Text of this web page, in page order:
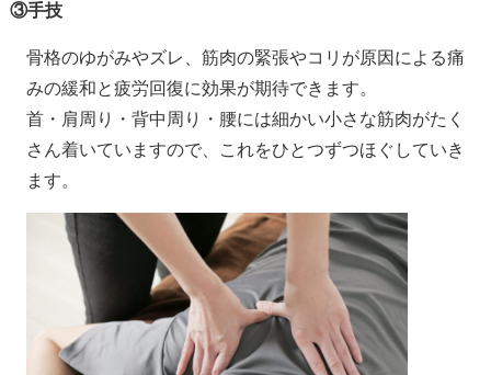
③手技
骨格のゆがみやズレ、筋肉の緊張やコリが原因による痛
みの緩和と疲労回復に効果が期待できます。
首・肩周り・背中周り・腰には細かい小さな筋肉がたく
さん着いていますので、これをひとつずつほぐしていき
ます。